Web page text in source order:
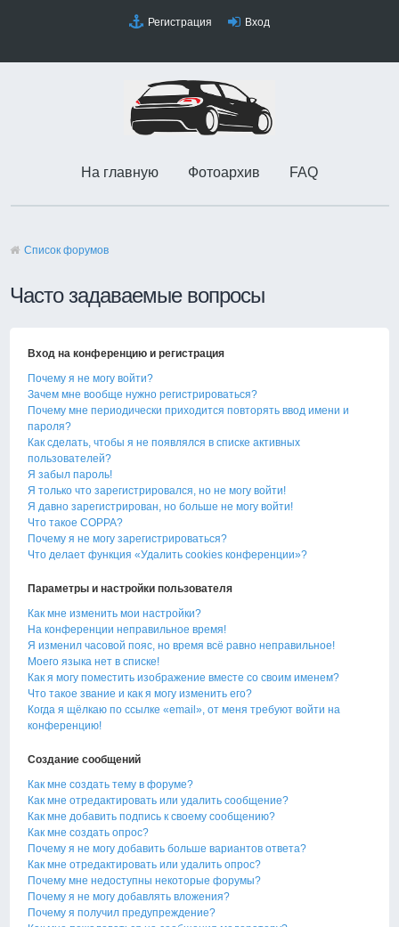
Регистрация Вход
На главную Фотоархив FAQ
Список форумов
Часто задаваемые вопросы
Вход на конференцию и регистрация
Почему я не могу войти?
Зачем мне вообще нужно регистрироваться?
Почему мне периодически приходится повторять ввод имени и
пароля?
Как сделать, чтобы я не появлялся в списке активных
пользователей?
Я забыл пароль!
Я только что зарегистрировался, но не могу войти!
Я давно зарегистрирован, но больше не могу войти!
Что такое COPPA?
Почему я не могу зарегистрироваться?
Что делает функция «Удалить cookies конференции»?
Параметры и настройки пользователя
Как мне изменить мои настройки?
На конференции неправильное время!
Я изменил часовой пояс, но время всё равно неправильное!
Моего языка нет в списке!
Как я могу поместить изображение вместе со своим именем?
Что такое звание и как я могу изменить его?
Когда я щёлкаю по ссылке «email», от меня требуют войти на
конференцию!
Создание сообщений
Как мне создать тему в форуме?
Как мне отредактировать или удалить сообщение?
Как мне добавить подпись к своему сообщению?
Как мне создать опрос?
Почему я не могу добавить больше вариантов ответа?
Как мне отредактировать или удалить опрос?
Почему мне недоступны некоторые форумы?
Почему я не могу добавлять вложения?
Почему я получил предупреждение?